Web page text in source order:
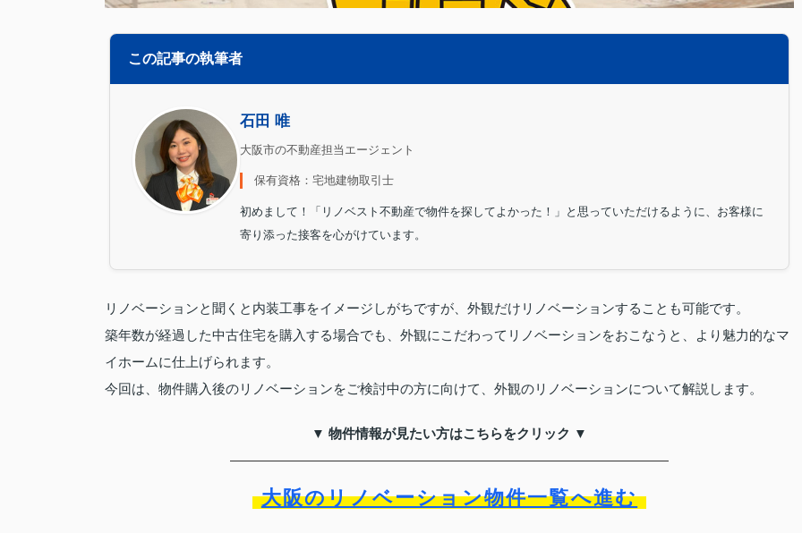
この記事の執筆者
石田 唯
大阪市の不動産担当エージェント
保有資格：宅地建物取引士
初めまして！「リノベスト不動産で物件を探してよかった！」と思っていただけるように、お客様に
寄り添った接客を心がけています。
リノベーションと聞くと内装工事をイメージしがちですが、外観だけリノベーションすることも可能です。
築年数が経過した中古住宅を購入する場合でも、外観にこだわってリノベーションをおこなうと、より魅力的なマ
イホームに仕上げられます。
今回は、物件購入後のリノベーションをご検討中の方に向けて、外観のリノベーションについて解説します。
▼ 物件情報が見たい方はこちらをクリック ▼
大阪のリノベーション物件一覧へ進む